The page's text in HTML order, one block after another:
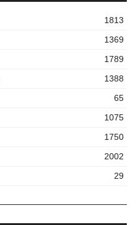
1813
1369
1789
1388
65
1075
1750
2002
29